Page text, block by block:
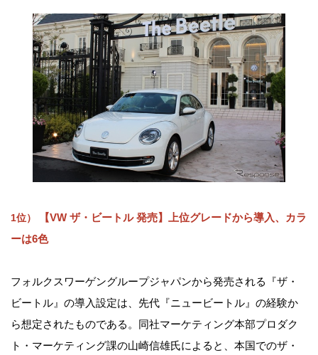
1位）
【VW ザ・ビートル 発売】上位グレードから導入、カラ
ーは6色
フォルクスワーゲングループジャパンから発売される『ザ・
ビートル』の導入設定は、先代『ニュービートル』の経験か
ら想定されたものである。同社マーケティング本部プロダク
ト・マーケティング課の山崎信雄氏によると、本国でのザ・